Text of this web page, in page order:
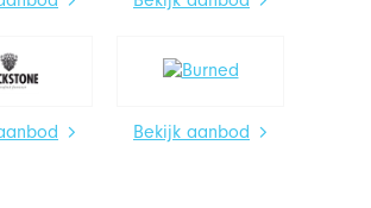
Bekijk aanbod